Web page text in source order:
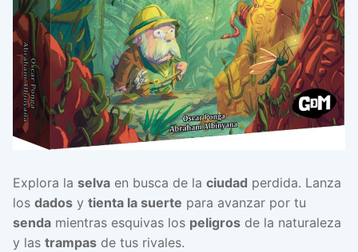
Explora la selva en busca de la ciudad perdida. Lanza
los dados y tienta la suerte para avanzar por tu
senda mientras esquivas los peligros de la naturaleza
y las trampas de tus rivales.